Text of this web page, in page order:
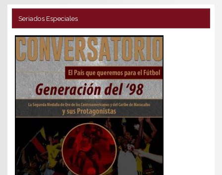
Seriados Especiales